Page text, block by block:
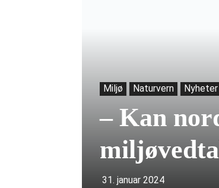
Miljø Naturvern Nyheter
– Kan
31. januar 2024